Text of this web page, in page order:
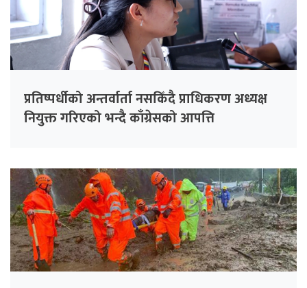
प्रतिष्पर्धीको अन्तर्वार्ता नसकिँदै प्राधिकरण अध्यक्ष
नियुक्त गरिएको भन्दै काँग्रेसको आपत्ति